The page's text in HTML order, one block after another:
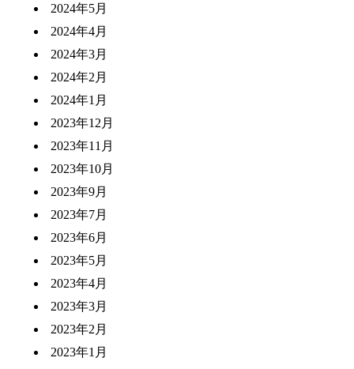
2024年5月
2024年4月
2024年3月
2024年2月
2024年1月
2023年12月
2023年11月
2023年10月
2023年9月
2023年7月
2023年6月
2023年5月
2023年4月
2023年3月
2023年2月
2023年1月